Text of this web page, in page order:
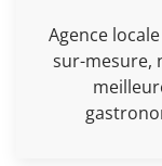
Agence
sur-mesure,